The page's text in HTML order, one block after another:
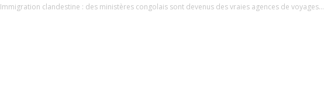
Immigration clandestine : des ministères congolais sont devenus des vraies agences de voyages...